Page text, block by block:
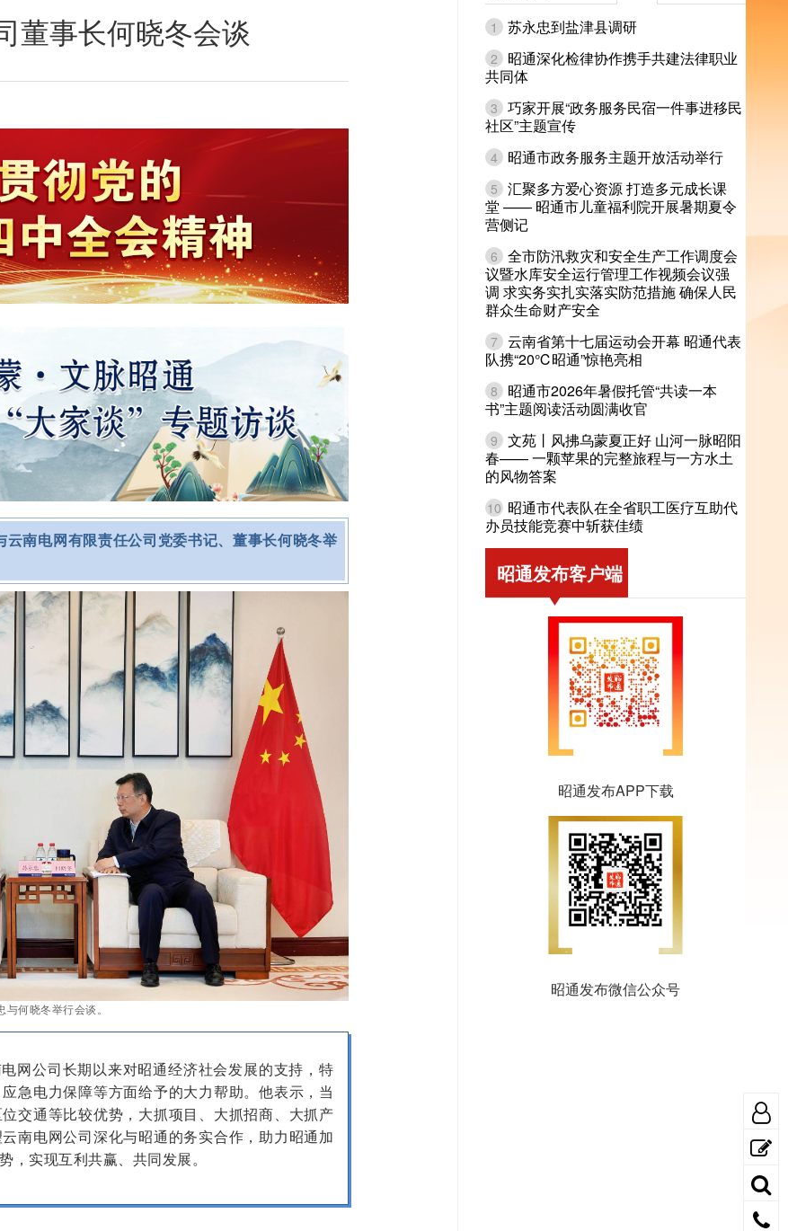
董事长何晓冬会谈
南电网有限责任公司党委书记、董事长何晓冬举
与何晓冬举行会谈。
网公司长期以来对昭通经济社会发展的支持，特
急电力保障等方面给予的大力帮助。他表示，当
交通等比较优势，大抓项目、大抓招商、大抓产
南电网公司深化与昭通的务实合作，助力昭通加
，实现互利共赢、共同发展。
1 苏永忠到盐津县调研
2
昭通深化检律协作携手共建法律职业
共同体
3 巧家开展“政务服务民宿一件事进移民
社区”主题宣传
4 昭通市政务服务主题开放活动举行
5 汇聚多方爱心资源 打造多元成长课
堂 —— 昭通市儿童福利院开展暑期夏令
营侧记
6 全市防汛救灾和安全生产工作调度会
议暨水库安全运行管理工作视频会议强
调 求实务实扎实落实防范措施 确保人民
群众生命财产安全
7 云南省第十七届运动会开幕 昭通代表
队携“20℃昭通”惊艳亮相
8
昭通市2026年暑假托管“共读一本
书”主题阅读活动圆满收官
9 文苑丨风拂乌蒙夏正好 山河一脉昭阳
春—— 一颗苹果的完整旅程与一方水土
的风物答案
10 昭通市代表队在全省职工医疗互助代
办员技能竞赛中斩获佳绩
昭通发布客户端
昭通发布APP下载
昭通发布微信公众号